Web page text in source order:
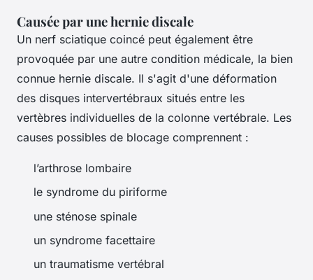
Causée par une hernie discale
Un nerf sciatique coincé peut également être
provoquée par une autre condition médicale, la bien
connue hernie discale. Il s'agit d'une déformation
des disques intervertébraux situés entre les
vertèbres individuelles de la colonne vertébrale. Les
causes possibles de blocage comprennent :
l’arthrose lombaire
le syndrome du piriforme
une sténose spinale
un syndrome facettaire
un traumatisme vertébral